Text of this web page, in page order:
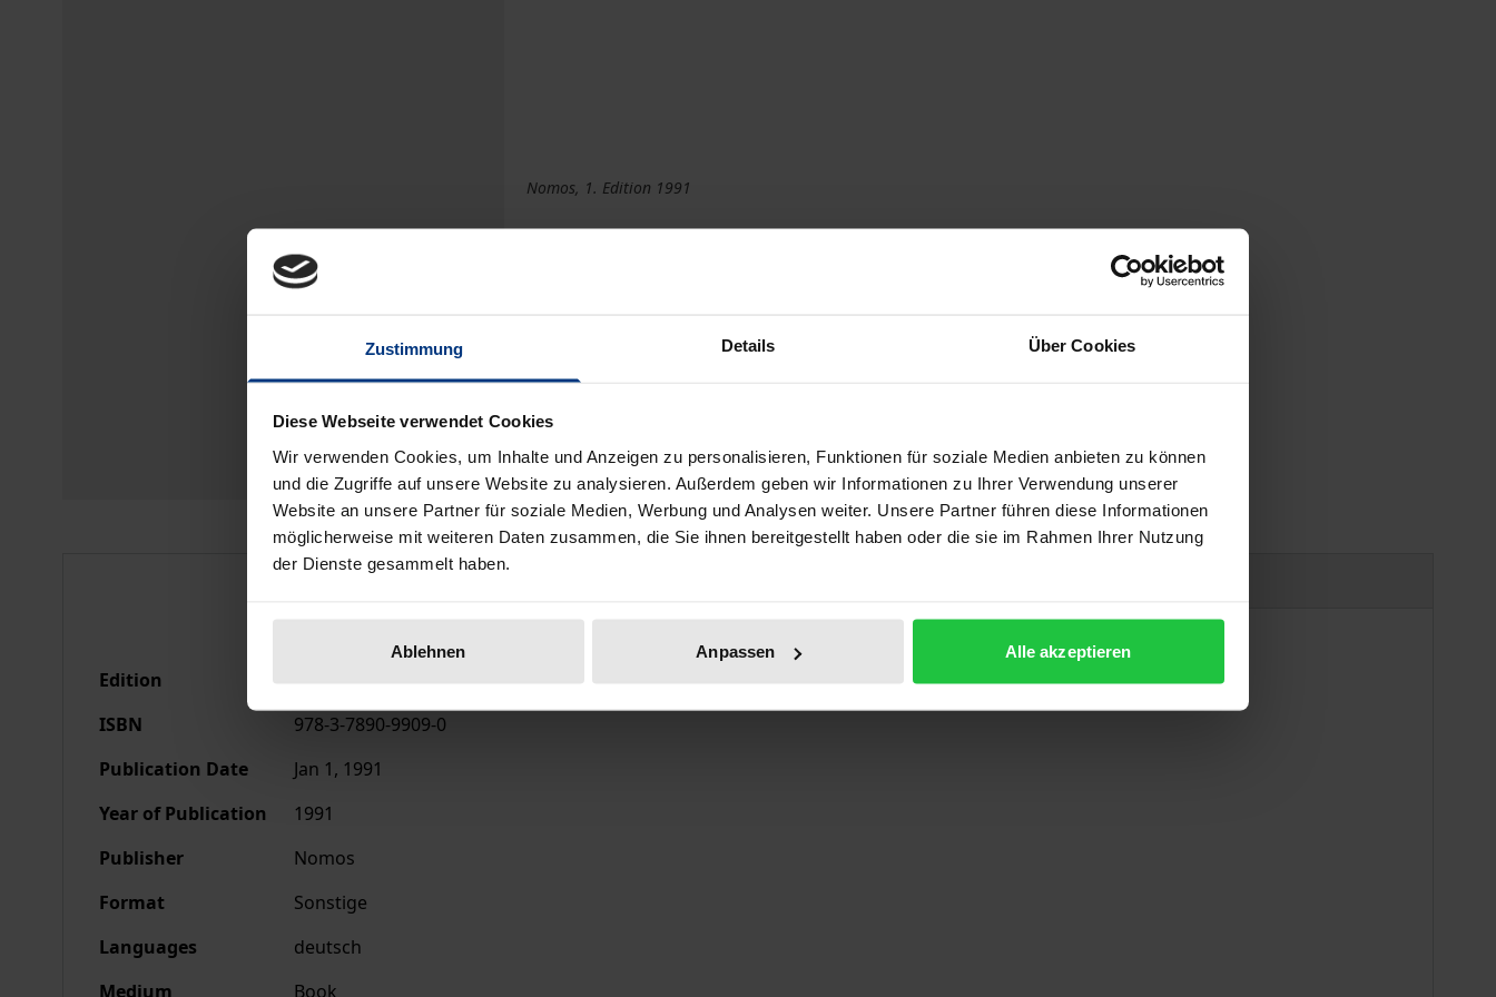
Zustimmung Details Über Cookies
Diese Webseite verwendet Cookies
Wir verwenden Cookies, um Inhalte und Anzeigen zu personalisieren, Funktionen für soziale Medien anbieten zu können
und die Zugriffe auf unsere Website zu analysieren. Außerdem geben wir Informationen zu Ihrer Verwendung unserer
Website an unsere Partner für soziale Medien, Werbung und Analysen weiter. Unsere Partner führen diese Informationen
möglicherweise mit weiteren Daten zusammen, die Sie ihnen bereitgestellt haben oder die sie im Rahmen Ihrer Nutzung
der Dienste gesammelt haben.
Ablehnen Anpassen Alle akzeptieren
Nomos, 1. Edition 1991
Delivery cost notice
Bibliographical data
Edition
1
ISBN
978-3-7890-9909-0
Publication Date
Jan 1, 1991
Year of Publication
1991
Publisher
Nomos
Format
Sonstige
Languages
deutsch
Medium
Book